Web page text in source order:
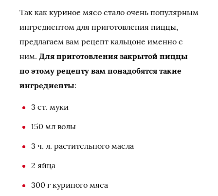
Так как куриное мясо стало очень популярным
ингредиентом для приготовления пиццы,
предлагаем вам рецепт кальцоне именно с
ним. Для приготовления закрытой пиццы
по этому рецепту вам понадобятся такие
ингредиенты:
3 ст. муки
150 мл волы
3 ч. л. растительного масла
2 яйца
300 г куриного мяса